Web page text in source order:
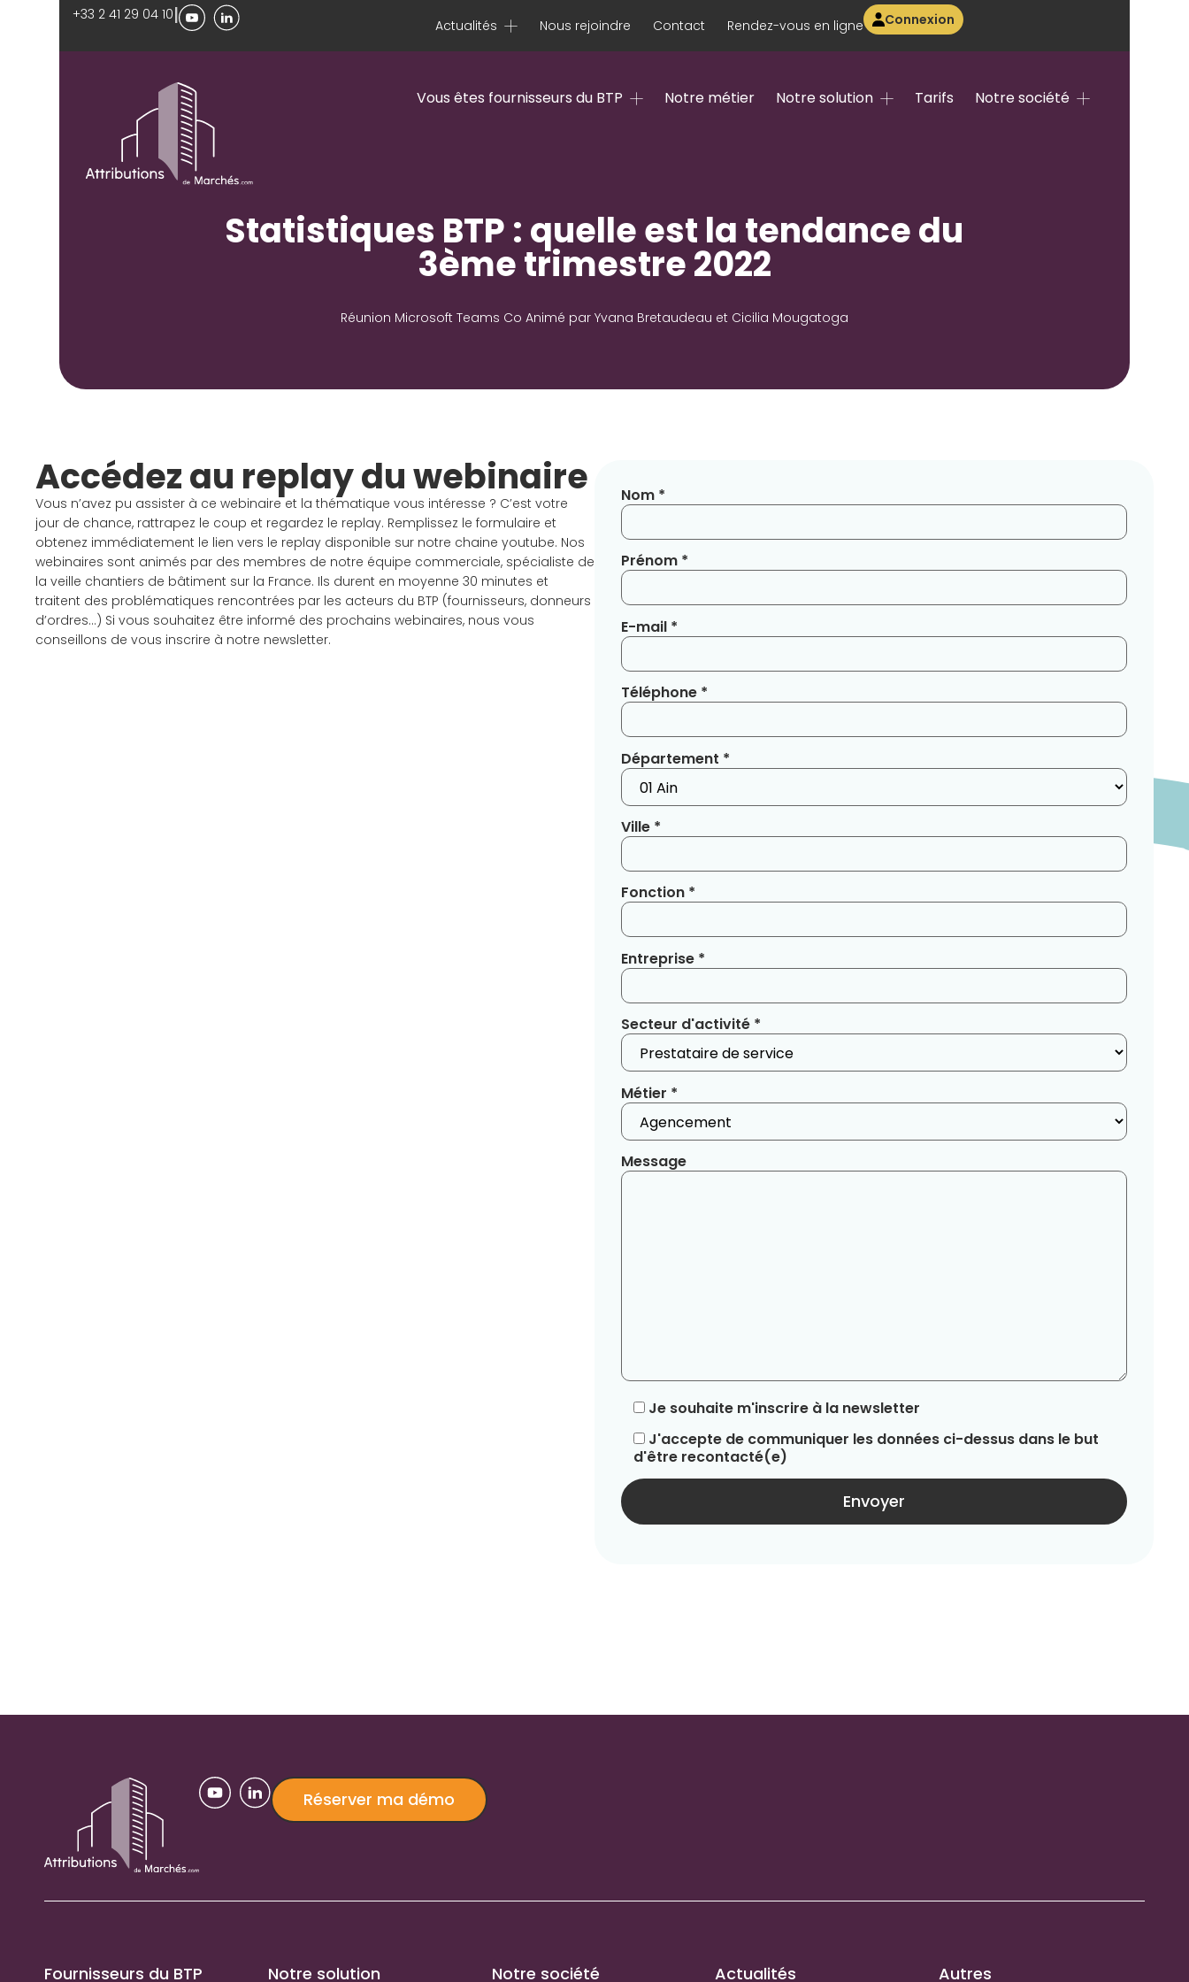
+33 2 41 29 04 10| Actualités Nous rejoindre Contact Rendez-vous en ligne Connexion
Vous êtes fournisseurs du BTP Notre métier Notre solution Tarifs Notre société
Statistiques BTP : quelle est la tendance du
3ème trimestre 2022
Réunion Microsoft Teams Co Animé par Yvana Bretaudeau et Cicilia Mougatoga
Accédez au replay du webinaire
Vous n’avez pu assister à ce webinaire et la thématique vous intéresse ? C’est votre
jour de chance, rattrapez le coup et regardez le replay. Remplissez le formulaire et
obtenez immédiatement le lien vers le replay disponible sur notre chaine youtube. Nos
webinaires sont animés par des membres de notre équipe commerciale, spécialiste de
la veille chantiers de bâtiment sur la France. Ils durent en moyenne 30 minutes et
traitent des problématiques rencontrées par les acteurs du BTP (fournisseurs, donneurs
d’ordres…) Si vous souhaitez être informé des prochains webinaires, nous vous
conseillons de vous inscrire à notre newsletter.
Nom *
Prénom *
E-mail *
Téléphone *
Département *
Ville *
Fonction *
Entreprise *
Secteur d'activité *
Métier *
Message
Je souhaite m'inscrire à la newsletter
J'accepte de communiquer les données ci-dessus dans le but
d'être recontacté(e)
Réserver ma démo
Fournisseurs du BTP Notre solution Notre société Actualités Autres